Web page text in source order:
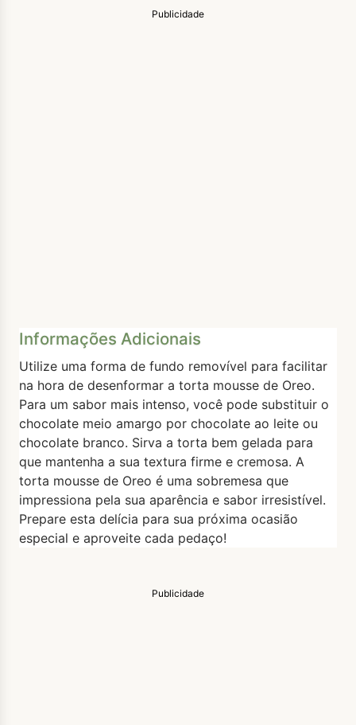
Publicidade
Informações Adicionais
Utilize uma forma de fundo removível para facilitar
na hora de desenformar a torta mousse de Oreo.
Para um sabor mais intenso, você pode substituir o
chocolate meio amargo por chocolate ao leite ou
chocolate branco. Sirva a torta bem gelada para
que mantenha a sua textura firme e cremosa. A
torta mousse de Oreo é uma sobremesa que
impressiona pela sua aparência e sabor irresistível.
Prepare esta delícia para sua próxima ocasião
especial e aproveite cada pedaço!
Publicidade